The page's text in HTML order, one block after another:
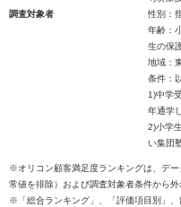
調査対象者
性別：
年齢：
生の保
地域：
条件：
1)中学
年通学
2)小学
い集団
※オリコン顧客満足度ランキングは、デ
常値を排除）および調査対象者条件から
※「総合ランキング」、「評価項目別」